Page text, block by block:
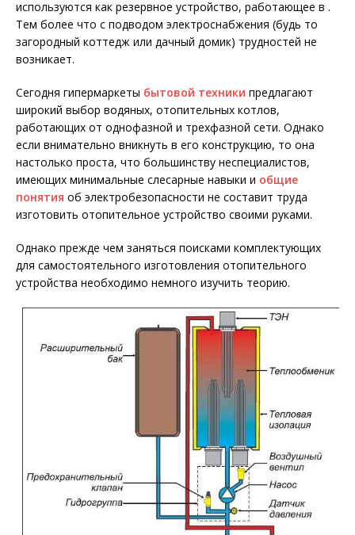
используются как резервное устройство, работающее в .
Тем более что с подводом электроснабжения (будь то
загородный коттедж или дачный домик) трудностей не
возникает.
Сегодня гипермаркеты бытовой техники предлагают
широкий выбор водяных, отопительных котлов,
работающих от однофазной и трехфазной сети. Однако
если внимательно вникнуть в его конструкцию, то она
настолько проста, что большинству неспециалистов,
имеющих минимальные слесарные навыки и общие
понятия об электробезопасности не составит труда
изготовить отопительное устройство своими руками.
Однако прежде чем заняться поисками комплектующих
для самостоятельного изготовления отопительного
устройства необходимо немного изучить теорию.